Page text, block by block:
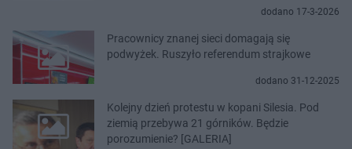
dodano 17-3-2026
Pracownicy znanej sieci domagają się
podwyżek. Ruszyło referendum strajkowe
dodano 31-12-2025
Kolejny dzień protestu w kopani Silesia. Pod
ziemią przebywa 21 górników. Będzie
porozumienie? [GALERIA]